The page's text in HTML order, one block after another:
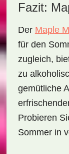
Fazit:
Der Maple
für den
zugleich,
zu
gemütliche
Probieren
Sommer in